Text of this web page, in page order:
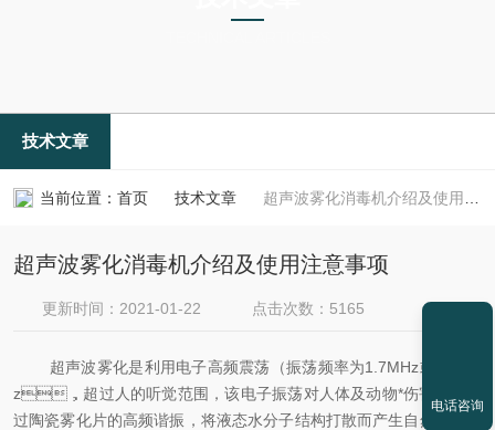
技术文章
当前位置： 首页 技术文章 超声波雾化消毒机介绍及使用注意事项
超声波雾化消毒机介绍及使用注意事项
更新时间：2021-01-22 点击次数：5165
超声波雾化是利用电子高频震荡（振荡频率为1.7MHz或2.4MH
z，超过人的听觉范围，该电子振荡对人体及动物*伤害），通
过陶瓷雾化片的高频谐振，将液态水分子结构打散而产生自然飘逸的
电话咨询